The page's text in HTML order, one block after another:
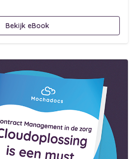
Bekijk eBook